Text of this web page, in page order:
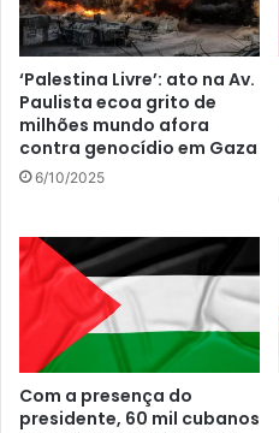
‘Palestina Livre’: ato na Av.
Paulista ecoa grito de
milhões mundo afora
contra genocídio em Gaza
6/10/2025
Com a presença do
presidente, 60 mil cubanos